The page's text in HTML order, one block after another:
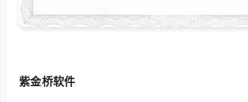
紫金桥软件